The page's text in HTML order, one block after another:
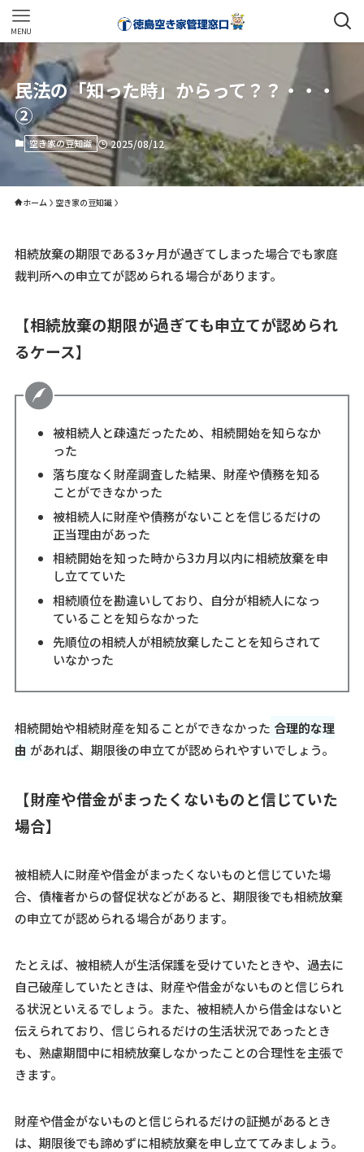
MENU
民法の「知った時」からって？？・・・
②
空き家の豆知識 2025/08/12
ホーム 空き家の豆知識
相続放棄の期限である3ヶ月が過ぎてしまった場合でも家庭
裁判所への申立てが認められる場合があります。
【相続放棄の期限が過ぎても申立てが認められ
るケース】
被相続人と疎遠だったため、相続開始を知らなか
った
落ち度なく財産調査した結果、財産や債務を知る
ことができなかった
被相続人に財産や債務がないことを信じるだけの
正当理由があった
相続開始を知った時から3カ月以内に相続放棄を申
し立てていた
相続順位を勘違いしており、自分が相続人になっ
ていることを知らなかった
先順位の相続人が相続放棄したことを知らされて
いなかった
相続開始や相続財産を知ることができなかった 合理的な理
由 があれば、期限後の申立てが認められやすいでしょう。
【財産や借金がまったくないものと信じていた
場合】
被相続人に財産や借金がまったくないものと信じていた場
合、債権者からの督促状などがあると、期限後でも相続放棄
の申立てが認められる場合があります。
たとえば、被相続人が生活保護を受けていたときや、過去に
自己破産していたときは、財産や借金がないものと信じられ
る状況といえるでしょう。また、被相続人から借金はないと
伝えられており、信じられるだけの生活状況であったとき
も、熟慮期間中に相続放棄しなかったことの合理性を主張で
きます。
財産や借金がないものと信じられるだけの証拠があるとき
は、期限後でも諦めずに相続放棄を申し立ててみましょう。